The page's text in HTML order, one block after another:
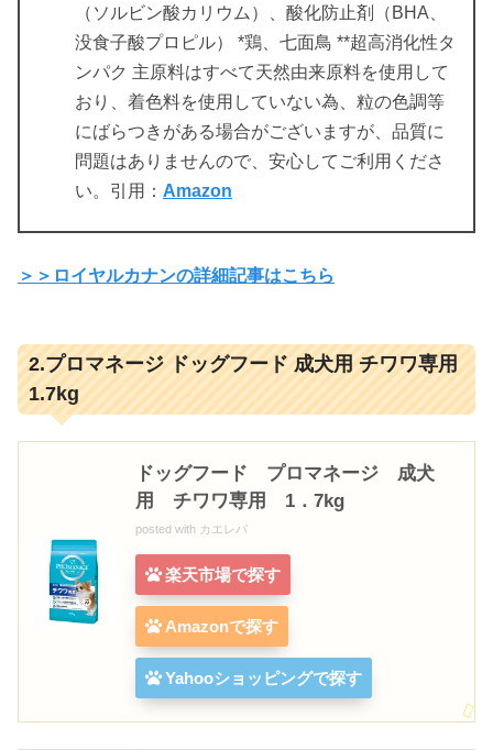
（ソルビン酸カリウム）、酸化防止剤（BHA、
没食子酸プロピル） *鶏、七面鳥 **超高消化性タ
ンパク 主原料はすべて天然由来原料を使用して
おり、着色料を使用していない為、粒の色調等
にばらつきがある場合がございますが、品質に
問題はありませんので、安心してご利用くださ
い。引用： Amazon
＞＞ロイヤルカナンの詳細記事はこちら
2.プロマネージ ドッグフード 成犬用 チワワ専用
1.7kg
ドッグフード プロマネージ 成犬
用 チワワ専用 1．7kg
posted with カエレバ
楽天市場で探す
Amazonで探す
Yahooショッピングで探す